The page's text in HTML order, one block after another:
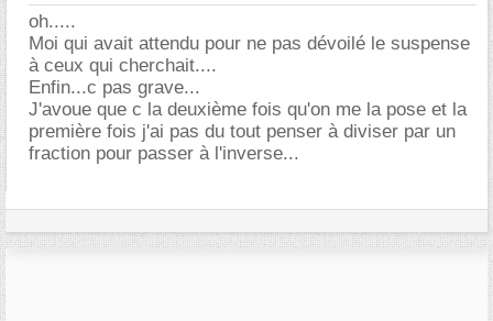
oh.....
Moi qui avait attendu pour ne pas dévoilé le suspense
à ceux qui cherchait....
Enfin...c pas grave...
J'avoue que c la deuxième fois qu'on me la pose et la
première fois j'ai pas du tout penser à diviser par un
fraction pour passer à l'inverse...